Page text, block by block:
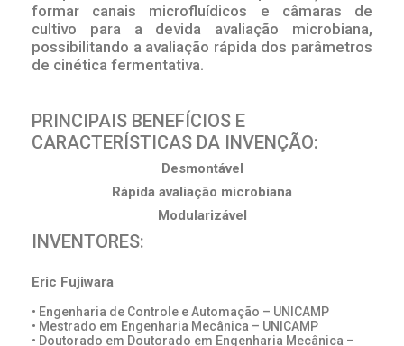
formar canais microfluídicos e câmaras de
cultivo para a devida avaliação microbiana,
possibilitando a avaliação rápida dos parâmetros
de cinética fermentativa.
PRINCIPAIS BENEFÍCIOS E
CARACTERÍSTICAS DA INVENÇÃO:
Desmontável
Rápida avaliação microbiana
Modularizável
INVENTORES:
Eric Fujiwara
• Engenharia de Controle e Automação – UNICAMP
• Mestrado em Engenharia Mecânica – UNICAMP
• Doutorado em Doutorado em Engenharia Mecânica –